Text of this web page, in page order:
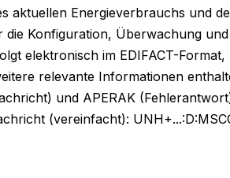
aktuellen Energieverbrauchs und
Konfiguration, Überwachung
elektronisch im EDIFACT-
relevante Informationen
und APERAK
(vereinfacht):